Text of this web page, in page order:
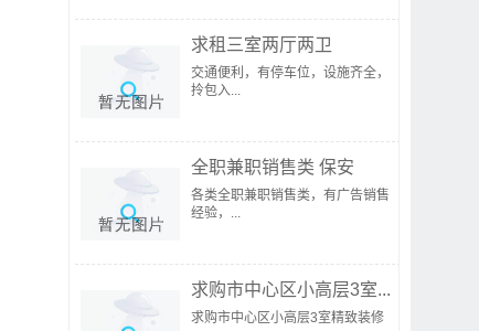
求租三室两厅两卫
交通便利，有停车位，设施齐全，
拎包入...
全职兼职销售类 保安
各类全职兼职销售类，有广告销售
经验，...
求购市中心区小高层3室...
求购市中心区小高层3室精致装修